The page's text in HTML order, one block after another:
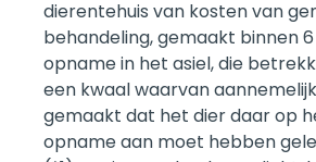
dierentehuis van kosten van
behandeling, gemaakt binnen
opname in het asiel, die
een kwaal waarvan
gemaakt dat het dier daar op
opname aan moet hebben